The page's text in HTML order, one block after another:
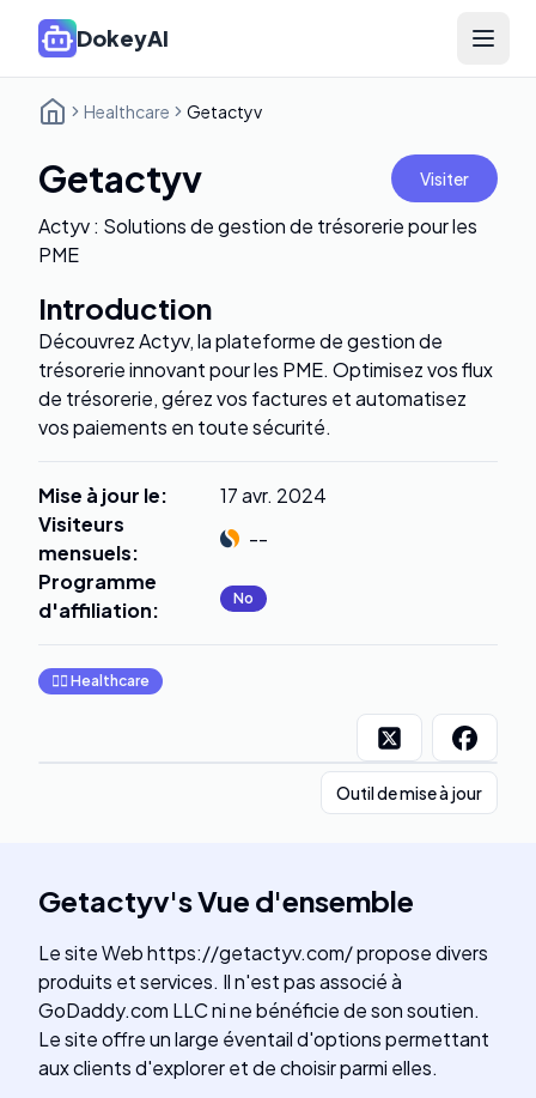
DokeyAI Open
Healthcare Getactyv
Getactyv Visiter
Actyv : Solutions de gestion de trésorerie pour les
PME
Introduction
Découvrez Actyv, la plateforme de gestion de
trésorerie innovant pour les PME. Optimisez vos flux
de trésorerie, gérez vos factures et automatisez
vos paiements en toute sécurité.
Mise à jour le:
17 avr. 2024
Visiteurs
mensuels:
--
Programme
d'affiliation: No
👩‍⚕️ Healthcare
Outil de mise à jour
Getactyv'sVue d'ensemble
Le site Web https://getactyv.com/ propose divers
produits et services. Il n'est pas associé à
GoDaddy.com LLC ni ne bénéficie de son soutien.
Le site offre un large éventail d'options permettant
aux clients d'explorer et de choisir parmi elles.